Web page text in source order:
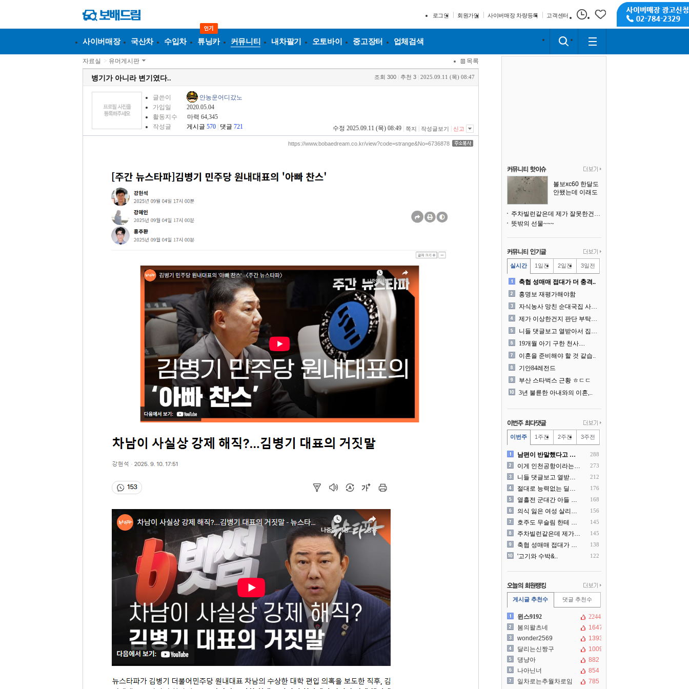
로그인 회원가입 사이버매장 차량등록 고객센터
사이버매장 국산차 수입차 튜닝카 커뮤니티 내차팔기 오토바이 중고장터 업체검색
자료실 > 유머게시판 목록
병기가 아니라 변기였다.. 조회 300 추천 3 2025.09.11 (목) 08:47
글쓴이
안농운어디갔노
가입일
2020.05.04
활동지수
마력 64,345
작성글
게시글 570 댓글 721 수정 2025.09.11 (목) 08:49 쪽지 작성글보기 신고
https://www.bobaedream.co.kr/view?code=strange&No=6736878
볼보xc60 한달도
안됐는데 이래도
주차빌런같은데 제가 잘못한건가요
뜻밖의 선물~~~
실시간 1일전 2일전 3일전
축협 성매매 접대가 더 충격..
홍명보 재평가해야함
자식농사 망친 순대국집 사장..
제가 이상한건지 판단 부탁드..
니들 댓글보고 열받아서 집구..
19개월 아기 구한 천사....
이혼을 준비해야 할 것 같습..
기안84레전드
부산 스타벅스 근황 ㅎㄷㄷ
3년 불륜한 아내와의 이혼,..
이번주 1주전 2주전 3주전
남편이 반말했다고 똑같이 반.. 288
이게 인천공항이라는게 믿겨지.. 273
니들 댓글보고 열받아서 집구.. 212
절대로 능력없는 딜러를 쓰지.. 176
열흘전 군대간 아들 소포(가.. 168
의식 잃은 여성 살리려다 성.. 156
호주도 무슬림 한테 점령 당.. 145
주차빌런같은데 제가 잘못한건.. 145
축협 성매매 접대가 더 충격.. 138
'고기와 수박&.. 122
게시글 추천수 댓글 추천수
윈스9192
2244
봄의왈츠네
1647
wonder2569
1393
달리는신짱구
1009
댕냥아
882
나아닌너
854
일차로는추월차로임
785